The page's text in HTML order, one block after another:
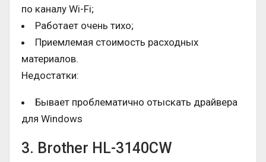
по каналу Wi-Fi;
Работает очень тихо;
Приемлемая стоимость расходных
материалов.
Недостатки:
Бывает проблематично отыскать драйвера
для Windows
3. Brother HL-3140CW